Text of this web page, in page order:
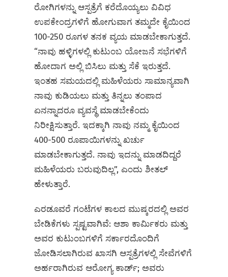
ರೋಗಿಗಳನ್ನು ಆಸ್ಪತ್ರೆಗೆ ಕರೆದೊಯ್ಯಲು ವಿವಿಧ
ಉಪಕೇಂದ್ರಗಳಿಗೆ ಹೋಗುವಾಗ ತಮ್ಮದೇ ಕೈಯಿಂದ
100-250 ರೂಗಳ ತನಕ ವ್ಯಯ ಮಾಡಬೇಕಾಗುತ್ತದೆ.
“ನಾವು ಹಳ್ಳಿಗಳಲ್ಲಿ ಕುಟುಂಬ ಯೋಜನೆ ಸಭೆಗಳಿಗೆ
ಹೋದಾಗ ಅಲ್ಲಿ ಬಿಸಿಲು ಮತ್ತು ಸೆಕೆ ಇರುತ್ತದೆ.
ಇಂತಹ ಸಮಯದಲ್ಲಿ ಮಹಿಳೆಯರು ಸಾಮಾನ್ಯವಾಗಿ
ನಾವು ಕುಡಿಯಲು ಮತ್ತು ತಿನ್ನಲು ತಂಪಾದ
ಏನನ್ನಾದರೂ ವ್ಯವಸ್ಥೆ ಮಾಡಬೇಕೆಂದು
ನಿರೀಕ್ಷಿಸುತ್ತಾರೆ. ಇದಕ್ಕಾಗಿ ನಾವು ನಮ್ಮ ಕೈಯಿಂದ
400-500 ರೂಪಾಯಿಗಳನ್ನು ಖರ್ಚು
ಮಾಡಬೇಕಾಗುತ್ತದೆ. ನಾವು ಇದನ್ನು ಮಾಡದಿದ್ದರೆ
ಮಹಿಳೆಯರು ಬರುವುದಿಲ್ಲ”, ಎಂದು ಶೀತಲ್
ಹೇಳುತ್ತಾರೆ.
ಎರಡೂವರೆ ಗಂಟೆಗಳ ಕಾಲದ ಮುಷ್ಕರದಲ್ಲಿ ಅವರ
ಬೇಡಿಕೆಗಳು ಸ್ಪಷ್ಟವಾಗಿವೆ: ಆಶಾ ಕಾರ್ಮಿಕರು ಮತ್ತು
ಅವರ ಕುಟುಂಬಗಳಿಗೆ ಸರ್ಕಾರದೊಂದಿಗೆ
ಜೋಡಿಸಲಾಗಿರುವ ಖಾಸಗಿ ಆಸ್ಪತ್ರೆಗಳಲ್ಲಿ ಸೇವೆಗಳಿಗೆ
ಅರ್ಹರಾಗಿರುವ ಆರೋಗ್ಯ ಕಾರ್ಡ್; ಅವರು